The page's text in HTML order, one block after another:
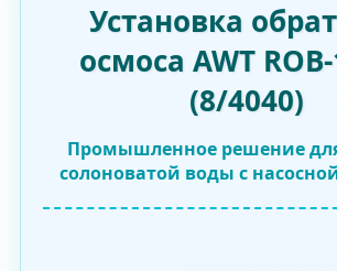
Установка
осмоса AWT
(8/4040)
Промышленное решение
солоноватой воды с